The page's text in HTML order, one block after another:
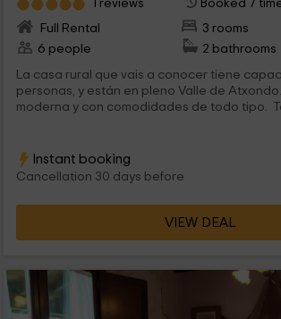
1 reviews
Booked 7
Full Rental
3 rooms
6 people
2 bathrooms
La casa rural que vais a conocer tiene
personas, y están en pleno Valle de
moderna y con comodidades de todo tipo.
Instant booking
Cancellation 30 days before
VIEW DEAL